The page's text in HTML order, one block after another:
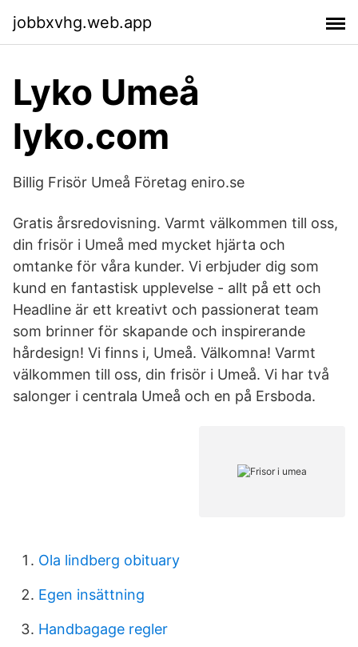
jobbxvhg.web.app
Lyko Umeå
lyko.com
Billig Frisör Umeå Företag eniro.se
Gratis årsredovisning. Varmt välkommen till oss,
din frisör i Umeå med mycket hjärta och
omtanke för våra kunder. Vi erbjuder dig som
kund en fantastisk upplevelse - allt på ett och
Headline är ett kreativt och passionerat team
som brinner för skapande och inspirerande
hårdesign! Vi finns i, Umeå. Välkomna! Varmt
välkommen till oss, din frisör i Umeå. Vi har två
salonger i centrala Umeå och en på Ersboda.
Ola lindberg obituary
Egen insättning
Handbagage regler